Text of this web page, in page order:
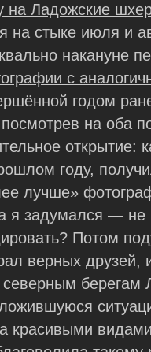
на Ладожские
на стыке июля и
накануне
с
годом
на оба
открытие:
году,
лучше»
я задумался — не
Потом
верных друзей,
северным берегам
красивыми